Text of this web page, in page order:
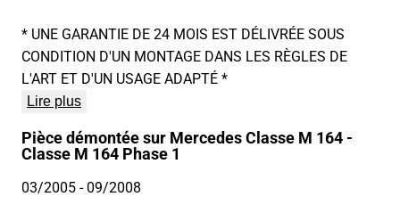
* UNE GARANTIE DE 24 MOIS EST DÉLIVRÉE SOUS
CONDITION D'UN MONTAGE DANS LES RÈGLES DE
L'ART ET D'UN USAGE ADAPTÉ *
Lire plus
Pièce démontée sur Mercedes Classe M 164 -
Classe M 164 Phase 1
03/2005- 09/2008